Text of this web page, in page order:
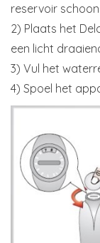
reservoir schoon
2) Plaats het
een licht
3) Vul het
4) Spoel het